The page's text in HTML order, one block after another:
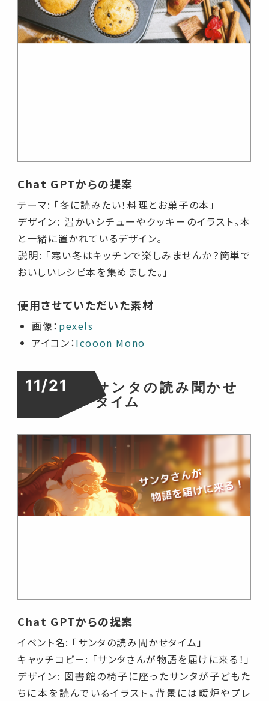
Chat GPTからの提案
テーマ: 「冬に読みたい！料理とお菓子の本」
デザイン: 温かいシチューやクッキーのイラスト。本
と一緒に置かれているデザイン。
説明: 「寒い冬はキッチンで楽しみませんか？簡単で
おいしいレシピ本を集めました。」
使用させていただいた素材
画像： pexels
アイコン：Icooon Mono
11/21
サンタの読み聞かせ
タイム
Chat GPTからの提案
イベント名: 「サンタの読み聞かせタイム」
キャッチコピー: 「サンタさんが物語を届けに来る！」
デザイン: 図書館の椅子に座ったサンタが子どもた
ちに本を読んでいるイラスト。背景には暖炉やプレ